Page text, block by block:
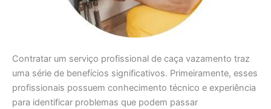
Contratar um serviço profissional de caça vazamento traz
uma série de benefícios significativos. Primeiramente, esses
profissionais possuem conhecimento técnico e experiência
para identificar problemas que podem passar